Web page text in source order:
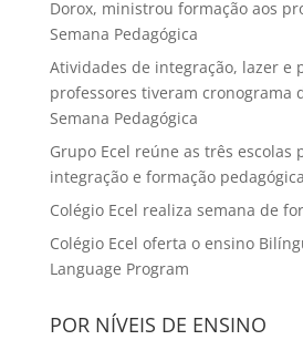
Dorox, ministrou formação aos
Semana Pedagógica
Atividades de integração, lazer e
professores tiveram cronograma
Semana Pedagógica
Grupo Ecel reúne as três escolas
integração e formação pedagógica
Colégio Ecel realiza semana de
Colégio Ecel oferta o ensino
Language Program
POR NÍVEIS DE ENSINO